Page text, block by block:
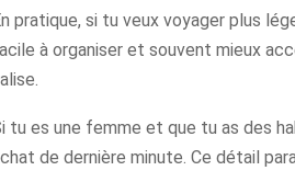
pratique, si tu veux voyager plus
à organiser et souvent mieux
tu es une femme et que tu as des
de dernière minute. Ce détail